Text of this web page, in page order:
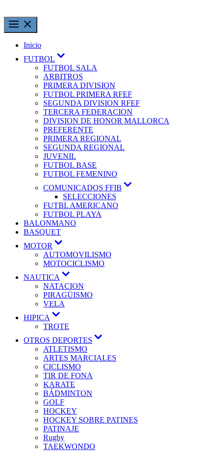
Inicio
FUTBOL
FUTBOL SALA
ARBITROS
PRIMERA DIVISION
FUTBOL PRIMERA RFEF
SEGUNDA DIVISION RFEF
TERCERA FEDERACION
DIVISION DE HONOR MALLORCA
PREFERENTE
PRIMERA REGIONAL
SEGUNDA REGIONAL
JUVENIL
FUTBOL BASE
FUTBOL FEMENINO
COMUNICADOS FFIB
SELECCIONES
FUTBL AMERICANO
FUTBOL PLAYA
BALONMANO
BASQUET
MOTOR
AUTOMOVILISMO
MOTOCICLISMO
NAUTICA
NATACION
PIRAGÜISMO
VELA
HIPICA
TROTE
OTROS DEPORTES
ATLETISMO
ARTES MARCIALES
CICLISMO
TIR DE FONA
KARATE
BÁDMINTON
GOLF
HOCKEY
HOCKEY SOBRE PATINES
PATINAJE
Rugby
TAEKWONDO